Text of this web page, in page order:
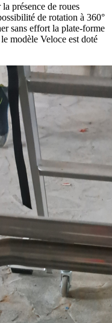
présence de roues
de rotation à 360°
sans effort la plate-forme
modèle Veloce est doté